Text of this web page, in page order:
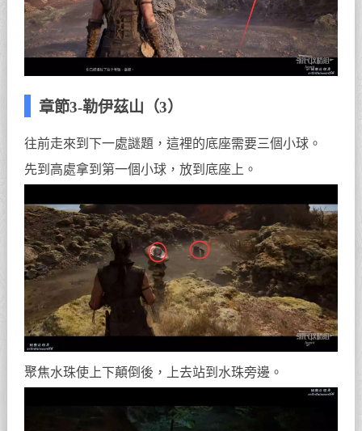
章節3-勒伊茲山（3）
往前走來到下一處謎題，這裡的底座需要三個小球。
先到高處拿到第一個小球，放到底座上。
聚焦水珠使上下顛倒後，上去站到水珠旁邊。